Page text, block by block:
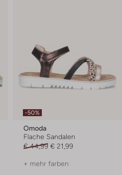
-50%
Omoda
Flache Sandalen
€ 44,99 € 21,99
+ mehr farben